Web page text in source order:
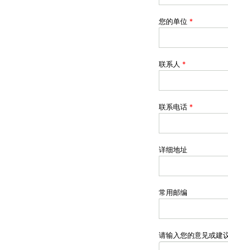
您的单位 *
联系人 *
联系电话 *
详细地址
常用邮编
请输入您的意见或建